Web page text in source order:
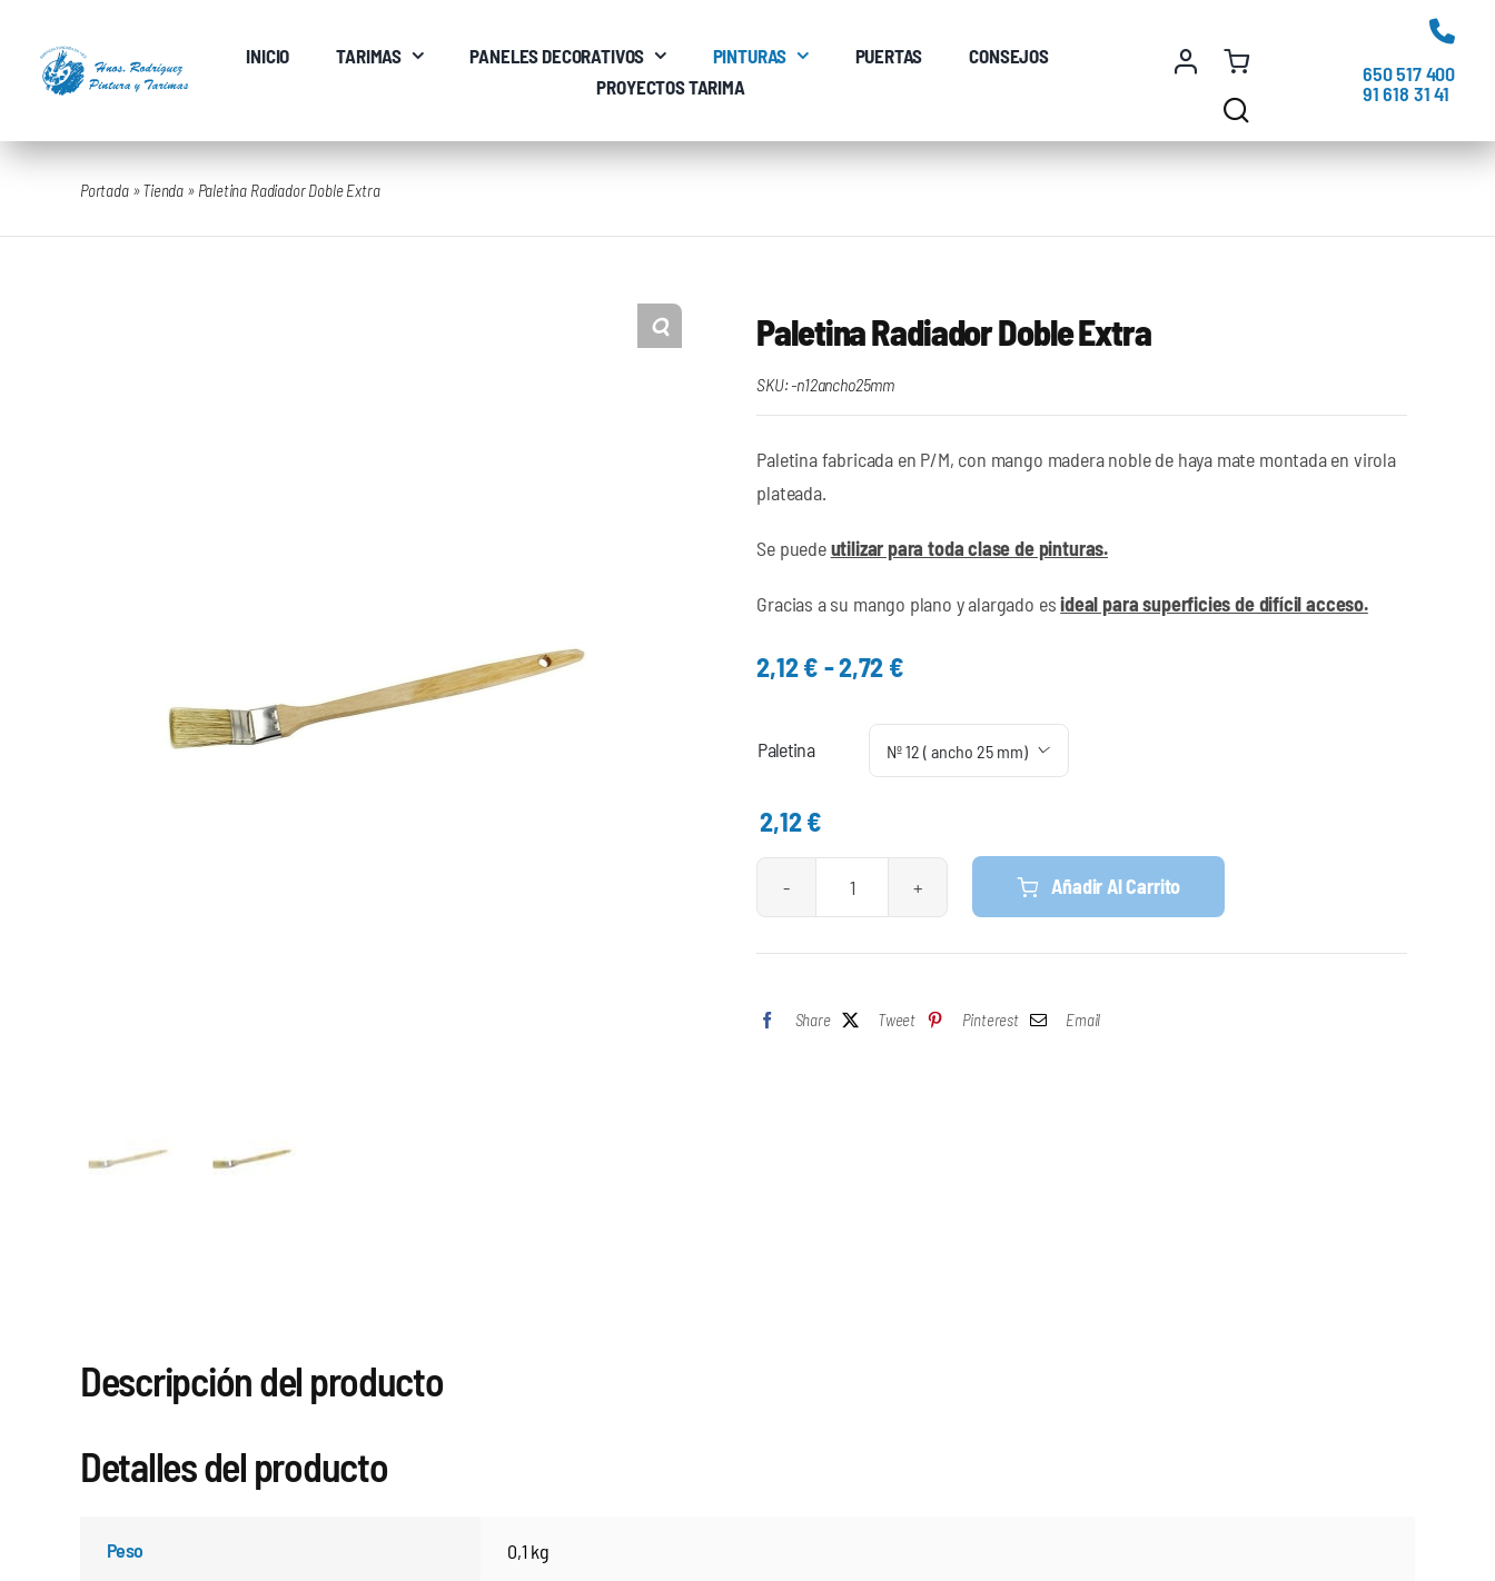
contenido
INICIO TARIMAS PANELES DECORATIVOS PINTURAS PUERTAS
CONSEJOS
PROYECTOS TARIMA
650 517 400
91 618 31 41
Portada»Tienda » Paletina Radiador Doble Extra
Paletina Radiador Doble Extra
SKU:-n12ancho25mm
Paletina fabricada en P/M, con mango madera noble de haya mate montada en virola
plateada.
Se puedeutilizar para toda clase de pinturas.
Gracias a su mango plano y alargado esideal para superficies de difícil acceso.
2,12€ -2,72 €Rango
precios:
desde
2,72 €
Paletina 
2,12€
Paletina
cantidad
Añadir Al Carrito
Share Tweet Pinterest Email
Descripción del producto
Detalles del producto
Peso 0,1 kg